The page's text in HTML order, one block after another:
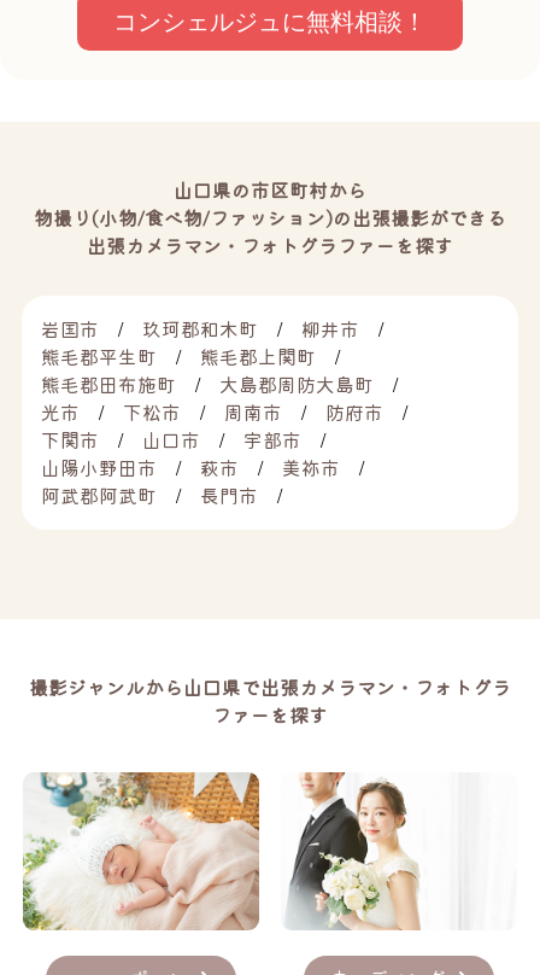
コンシェルジュに無料相談！
山口県の市区町村から
物撮り(小物/食べ物/ファッション)の出張撮影ができる
出張カメラマン・フォトグラファーを探す
岩国市 玖珂郡和木町
柳井市
熊毛郡平生町
熊毛郡上関町
熊毛郡田布施町
大島郡周防大島町
光市
下松市 周南市
防府市
下関市
山口市
宇部市
山陽小野田市
萩市
美祢市
阿武郡阿武町
長門市
撮影ジャンルから山口県で出張カメラマン・フォトグラ
ファーを探す